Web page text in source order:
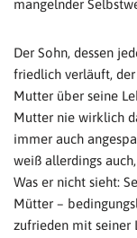
mangelnder
Der Sohn, dessen
friedlich verläuft,
Mutter über seine
Mutter nie wirklich
immer auch
weiß allerdings
Was er nicht sieht:
Mütter –
zufrieden mit seiner